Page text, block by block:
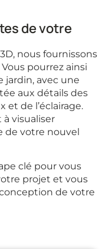
de votre
nous fournissons
pourrez ainsi
jardin, avec une
aux détails des
et de l’éclairage.
à visualiser
de votre nouvel
clé pour vous
projet et vous
de votre